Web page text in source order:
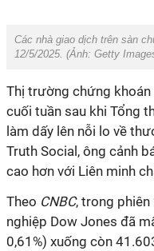
Các nhà giao dịch trên sàn
12/5/2025. (Ảnh: Getty
Thị trường chứng
cuối tuần sau khi Tổng
làm dấy lên nỗi lo về
Truth Social, ông cảnh
cao hơn với Liên minh
Theo CNBC, trong
nghiệp Dow Jones đã
0,61%) xuống còn